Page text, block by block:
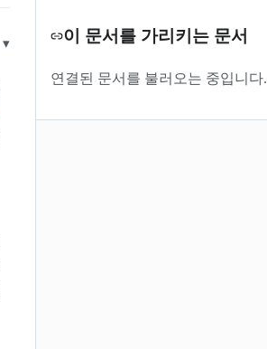
▾ 이 문서를 가리키는 문서
연결된 문서를 불러오는 중입니다.